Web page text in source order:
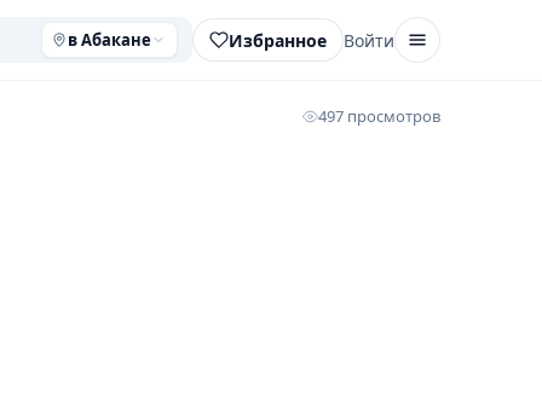
в Абакане Избранное Войти
497 просмотров